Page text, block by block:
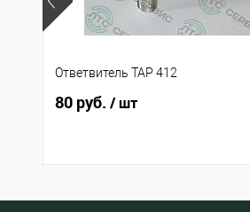
Ответвитель ТАР 412
80 руб. / шт